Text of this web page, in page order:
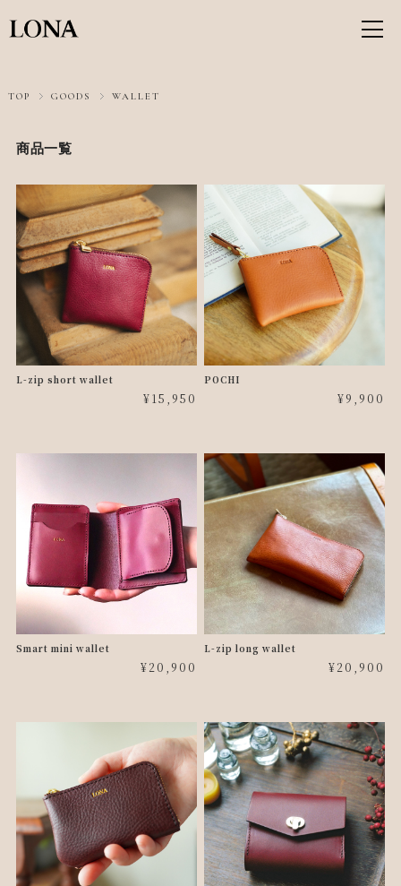
TOP GOODS WALLET
商品一覧
L-zip short wallet
¥15,950
POCHI
¥9,900
Smart mini wallet
¥20,900
L-zip long wallet
¥20,900